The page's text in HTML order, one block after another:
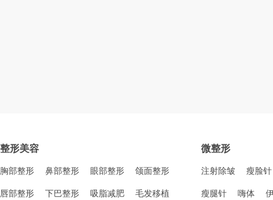
整形美容
胸部整形 鼻部整形 眼部整形 颌面整形
唇部整形 下巴整形 吸脂减肥 毛发移植
微整形
注射除皱 瘦脸针
瘦腿针 嗨体